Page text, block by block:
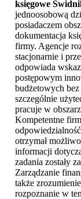
księgowe
jednoosobową
posiadaczem
dokumentacja
firmy. Agencje
stacjonarnie i
odpowiada
postępowym
budżetowych
szczególnie
pracuje w
Kompetentne
otrzymał
informacji
zadania zostały
Zarządzanie
także
rozpoznanie w